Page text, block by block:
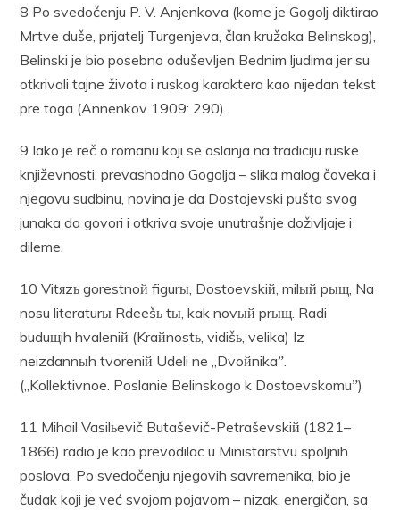
8 Po svedočenju P. V. Anjenkova (kome je Gogolj diktirao
Mrtve duše, prijatelj Turgenjeva, član kružoka Belinskog),
Belinski je bio posebno oduševljen Bednim ljudima jer su
otkrivali tajne života i ruskog karaktera kao nijedan tekst
pre toga (Annenkov 1909: 290).
9 Iako je reč o romanu koji se oslanja na tradiciju ruske
književnosti, prevashodno Gogolja – slika malog čoveka i
njegovu sudbinu, novina je da Dostojevski pušta svog
junaka da govori i otkriva svoje unutrašnje doživljaje i
dileme.
10 Vitяzь gorestnoй figurы, Dostoevskiй, milый pыщ, Na
nosu literaturы Rdeešь tы, kak novый prыщ. Radi
buduщih hvaleniй (Kraйnostь, vidišь, velika) Iz
neizdannыh tvoreniй Udeli ne „Dvoйnikaˮ.
(„Kollektivnoe. Poslanie Belinskogo k Dostoevskomuˮ)
11 Mihail Vasilьevič Butaševič-Petraševskiй (1821–
1866) radio je kao prevodilac u Ministarstvu spoljnih
poslova. Po svedočenju njegovih savremenika, bio je
čudak koji je već svojom pojavom – nizak, energičan, sa